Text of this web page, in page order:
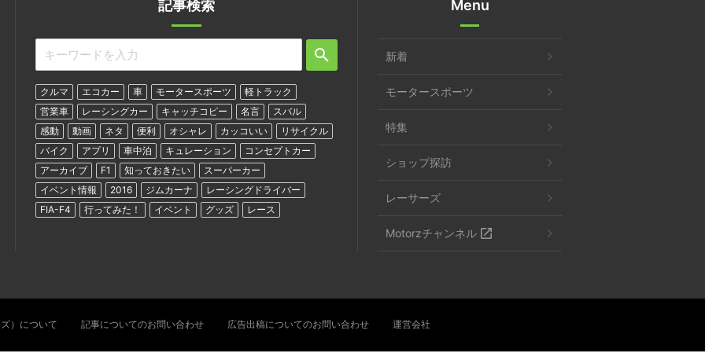
記事検索
クルマ エコカー 車 モータースポーツ
軽トラック
営業車
レーシングカー キャッチコピー 名言
スバル
感動
動画 ネタ 便利 オシャレ カッコいい
リサイクル
バイク
アプリ 車中泊 キュレーション
コンセプトカー
アーカイブ
F1 知っておきたい
スーパーカー
イベント情報
2016 ジムカーナ
レーシングドライバー
FIA-F4
行ってみた！ イベント グッズ レース
Menu
新着
モータースポーツ
特集
ショップ探訪
レーサーズ
Motorzチャンネル
）について 記事についてのお問い合わせ 広告出稿についてのお問い合わせ 運営会社